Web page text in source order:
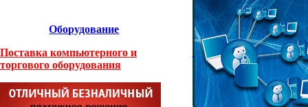
Оборудование
Поставка компьютерного и
торгового оборудования